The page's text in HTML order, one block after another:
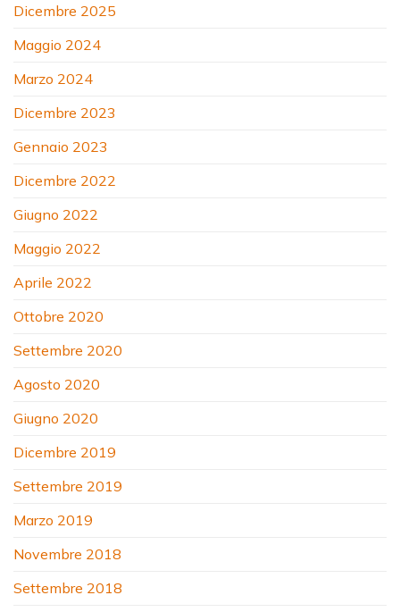
Dicembre 2025
Maggio 2024
Marzo 2024
Dicembre 2023
Gennaio 2023
Dicembre 2022
Giugno 2022
Maggio 2022
Aprile 2022
Ottobre 2020
Settembre 2020
Agosto 2020
Giugno 2020
Dicembre 2019
Settembre 2019
Marzo 2019
Novembre 2018
Settembre 2018